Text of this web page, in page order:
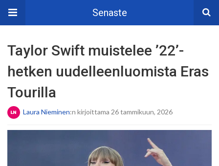
Senaste
Taylor Swift muistelee ’22’-
hetken uudelleenluomista Eras
Tourilla
Laura Nieminen:n kirjoittama 26 tammikuun, 2026